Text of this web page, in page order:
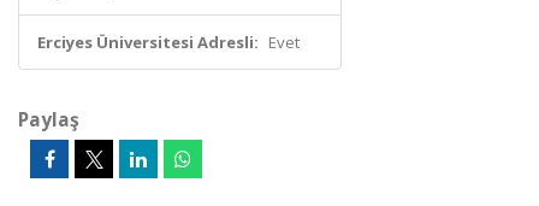
Erciyes Üniversitesi Adresli: Evet
Paylaş